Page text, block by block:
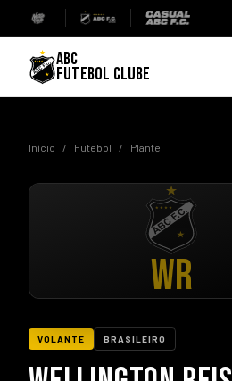
ABC
FUTEBOL CLUBE
Início / Futebol / Plantel
WR
VOLANTE BRASILEIRO